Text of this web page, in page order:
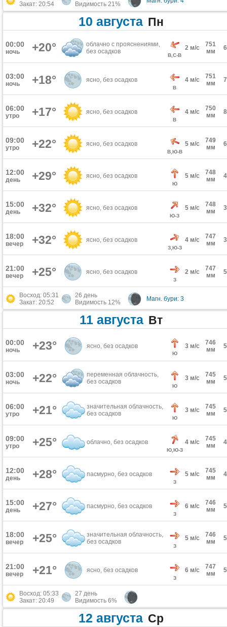
Закат: 20:54
Видимость 21%
10 августа Пн
00:00
ночь +20°
облачно с прояснениями,
без осадков
В,С-В
2 м/с
751
мм
03:00
ночь +18° ясно, без осадков
В
4 м/с
751
мм
06:00
утро +17° ясно, без осадков
В
4 м/с
750
мм
09:00
утро +22° ясно, без осадков
В,Ю-В
5 м/с
749
мм
12:00
день +29° ясно, без осадков
Ю
5 м/с
748
мм
15:00
день +32° ясно, без осадков
Ю-З
5 м/с
748
мм
18:00
вечер +32° ясно, без осадков
З,Ю-З
4 м/с
747
мм
21:00
вечер +25° ясно, без осадков
З
2 м/с
747
мм
Восход: 05:31
Закат: 20:52
26 день
Видимость 12%
Магн. бури: 3
11 августа Вт
00:00
ночь +23° ясно, без осадков
Ю
3 м/с
746
мм
03:00
ночь +22°
переменная облачность,
без осадков
Ю
3 м/с
745
мм
06:00
утро +21°
значительная облачность,
без осадков
Ю
3 м/с
745
мм
09:00
утро +25° облачно, без осадков
Ю,Ю-З
4 м/с
745
мм
12:00
день +28° пасмурно, без осадков
З
5 м/с
745
мм
15:00
день +27° пасмурно, без осадков
З
6 м/с
746
мм
18:00
вечер +25°
значительная облачность,
без осадков
З
5 м/с
746
мм
21:00
вечер +21° ясно, без осадков
З
6 м/с
747
мм
Восход: 05:33
Закат: 20:49
27 день
Видимость 6%
12 августа Ср